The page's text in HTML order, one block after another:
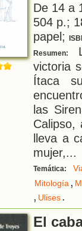
De 14 a
504 p.;
papel;
Resumen:
victoria
Ítaca
las
Calipso,
lleva a
mujer,...
Temática:
Mitología,
, Ulises.
El